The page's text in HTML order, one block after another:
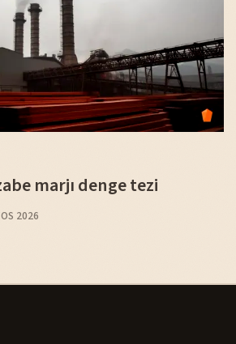
marjı denge tezi
2026